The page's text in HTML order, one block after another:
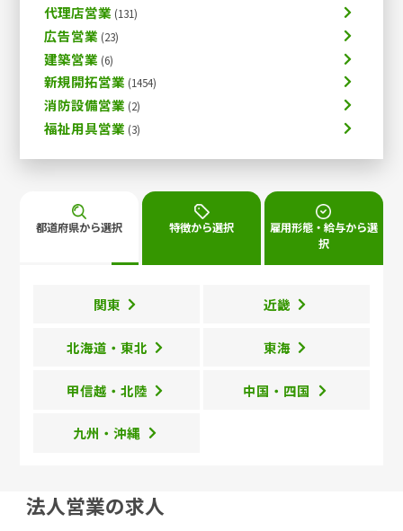
代理店営業
広告営業
建築営業
新規開拓営業
消防設備営業
福祉用具営業
都道府県から選択
関東 近畿
北海道・東北 東海
甲信越・北陸 中国・四国
九州・沖縄
雇用形態・給与から選
択
特徴から選択
法人営業の求人